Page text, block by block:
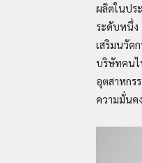
ผลิตในปร
ระดับหนึ่ง
เสริมนวัต
บริษัทคนไ
อุตสาหกร
ความมั่นค